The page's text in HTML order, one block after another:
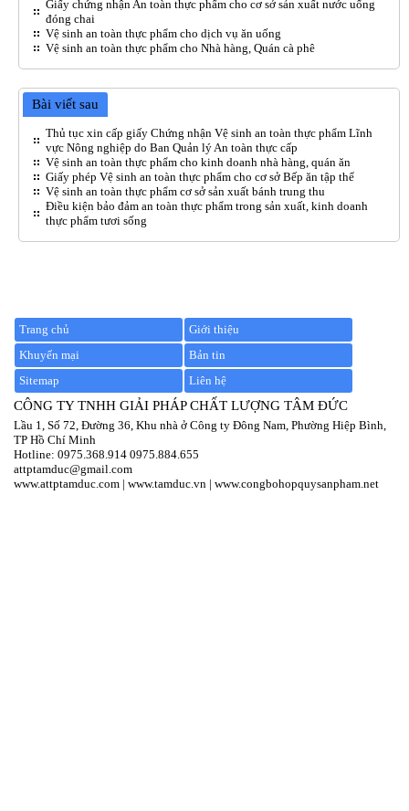
Giấy chứng nhận An toàn thực phẩm cho cơ sở sản xuất nước uống
đóng chai
Vệ sinh an toàn thực phẩm cho dịch vụ ăn uống
Vệ sinh an toàn thực phẩm cho Nhà hàng, Quán cà phê
Bài viết sau
Thủ tục xin cấp giấy Chứng nhận Vệ sinh an toàn thực phẩm Lĩnh
vực Nông nghiệp do Ban Quản lý An toàn thực cấp
Vệ sinh an toàn thực phẩm cho kinh doanh nhà hàng, quán ăn
Giấy phép Vệ sinh an toàn thực phẩm cho cơ sở Bếp ăn tập thể
Vệ sinh an toàn thực phẩm cơ sở sản xuất bánh trung thu
Điều kiện bảo đảm an toàn thực phẩm trong sản xuất, kinh doanh
thực phẩm tươi sống
Trang chủ
Giới thiệu
Khuyến mại
Bản tin
Sitemap
Liên hệ
CÔNG TY TNHH GIẢI PHÁP CHẤT LƯỢNG TÂM ĐỨC
Lầu 1, Số 72, Đường 36, Khu nhà ở Công ty Đông Nam, Phường Hiệp Bình,
TP Hồ Chí Minh
Hotline: 0975.368.914 0975.884.655
attptamduc@gmail.com
www.attptamduc.com | www.tamduc.vn | www.congbohopquysanpham.net